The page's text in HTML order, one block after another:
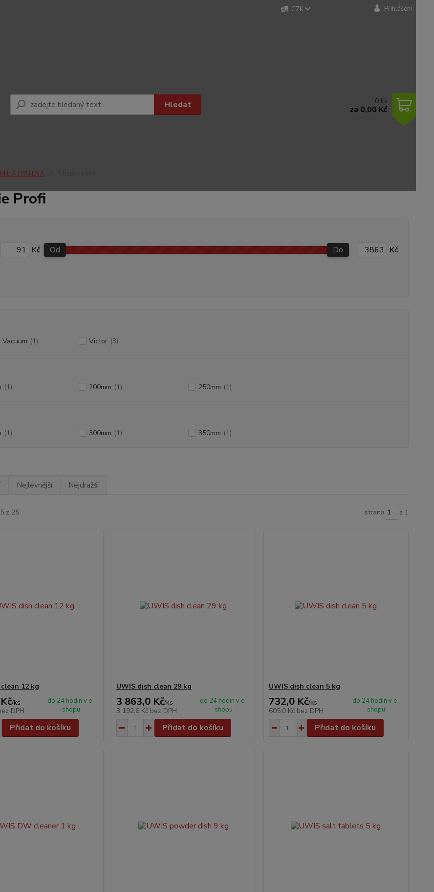
CZK Přihlášení
Hledat 0 ks
za 0,00 Kč
A HYGIENA
Profi
Kč Od Do Kč
Vacuum (1) Victor (3)
(1) 200mm (1) 250mm (1)
(1) 300mm (1) 350mm (1)
Nejlevnější Nejdražší
z 25 strana z 1
12 kg
/ks
DPH
do 24 hodin v e-
shopu
Přidat do košíku
UWIS dish clean 29 kg
3 863,0 Kč/ks
3 192,6 Kč bez DPH
do 24 hodin v e-
shopu
Přidat do košíku
UWIS dish clean 5 kg
732,0 Kč/ks
605,0 Kč bez DPH
do 24 hodin v e-
shopu
Přidat do košíku